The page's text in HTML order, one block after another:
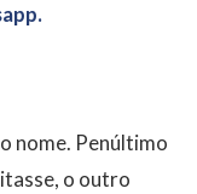
nome. Penúltimo
o outro